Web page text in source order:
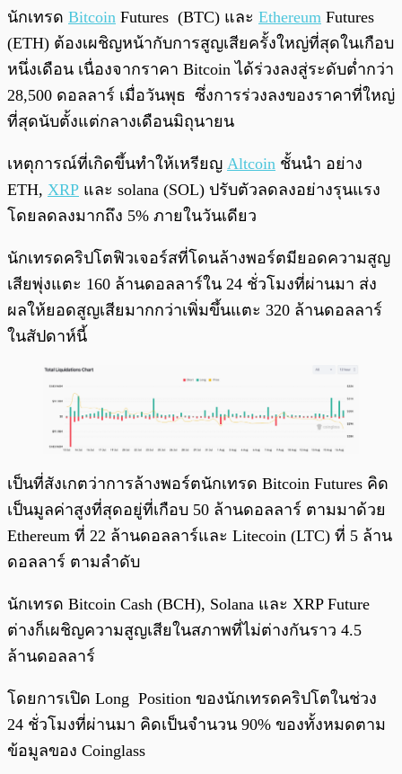
นักเทรด Bitcoin Futures (BTC) และ Ethereum Futures
(ETH) ต้องเผชิญหน้ากับการสูญเสียครั้งใหญ่ที่สุดในเกือบ
หนึ่งเดือน เนื่องจากราคา Bitcoin ได้ร่วงลงสู่ระดับต่ำกว่า
28,500 ดอลลาร์ เมื่อวันพุธ ซึ่งการร่วงลงของราคาที่ใหญ่
ที่สุดนับตั้งแต่กลางเดือนมิถุนายน
เหตุการณ์ที่เกิดขึ้นทำให้เหรียญ Altcoin ชั้นนำ อย่าง
ETH, XRP และ solana (SOL) ปรับตัวลดลงอย่างรุนแรง
โดยลดลงมากถึง 5% ภายในวันเดียว
นักเทรดคริปโตฟิวเจอร์สที่โดนล้างพอร์ตมียอดความสูญ
เสียพุ่งแตะ 160 ล้านดอลลาร์ใน 24 ชั่วโมงที่ผ่านมา ส่ง
ผลให้ยอดสูญเสียมากกว่าเพิ่มขึ้นแตะ 320 ล้านดอลลาร์
ในสัปดาห์นี้
เป็นที่สังเกตว่าการล้างพอร์ตนักเทรด Bitcoin Futures คิด
เป็นมูลค่าสูงที่สุดอยู่ที่เกือบ 50 ล้านดอลลาร์ ตามมาด้วย
Ethereum ที่ 22 ล้านดอลลาร์และ Litecoin (LTC) ที่ 5 ล้าน
ดอลลาร์ ตามลำดับ
นักเทรด Bitcoin Cash (BCH), Solana และ XRP Future
ต่างก็เผชิญความสูญเสียในสภาพที่ไม่ต่างกันราว 4.5
ล้านดอลลาร์
โดยการเปิด Long Position ของนักเทรดคริปโตในช่วง
24 ชั่วโมงที่ผ่านมา คิดเป็นจำนวน 90% ของทั้งหมดตาม
ข้อมูลของ Coinglass